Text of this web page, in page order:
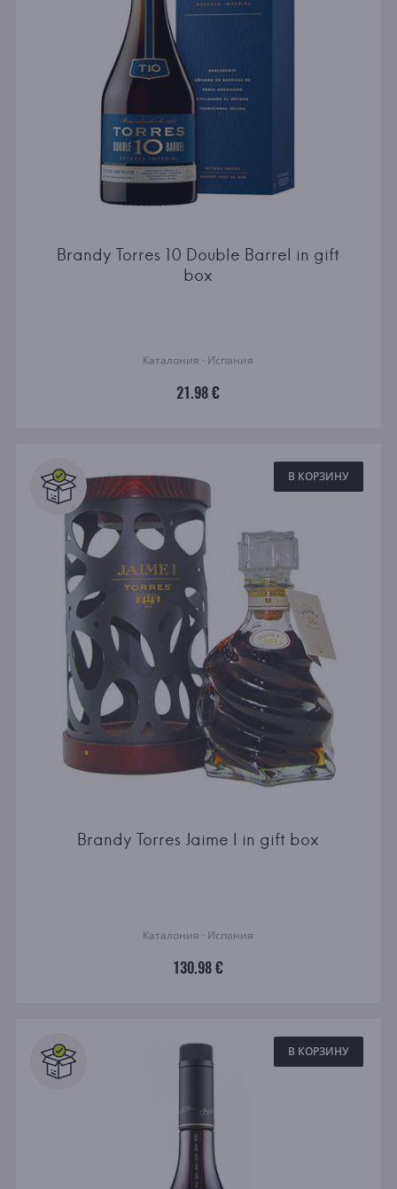
Brandy Torres 10 Double Barrel in gift
box
Каталония · Испания
21.98 €
В КОРЗИНУ
Brandy Torres Jaime I in gift box
Каталония · Испания
130.98 €
В КОРЗИНУ